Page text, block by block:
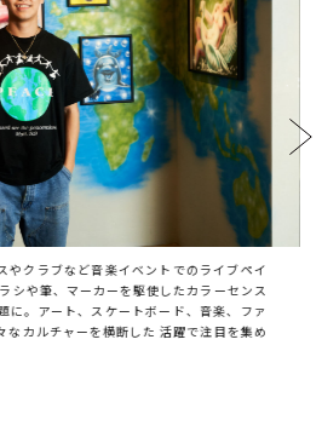
やクラブなど音楽イベントでのライブペイ
シや筆、マーカーを駆使したカラーセンス
に。アート、スケートボード、音楽、ファ
なカルチャーを横断した 活躍で注目を集め